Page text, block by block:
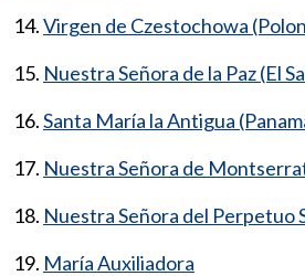
14.Virgen de Czestochowa
15. Nuestra Señora de la Paz (El
16.Santa María la Antigua
17. Nuestra Señora de
18. Nuestra Señora del Perpetuo
19. María Auxiliadora